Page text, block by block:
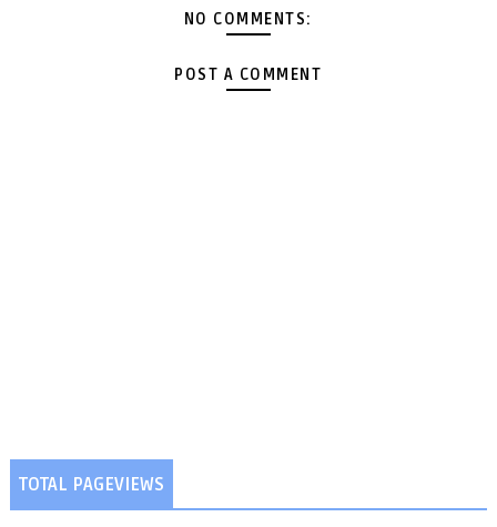
NO COMMENTS:
POST A COMMENT
TOTAL PAGEVIEWS